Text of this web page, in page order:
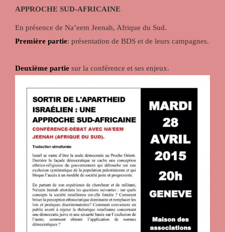
APPROCHE SUD-AFRICAINE
En présence de Na’eem Jeenah, Afrique du Sud.
Première partie: présentation de BDS et de leurs campagnes.
Deuxième partie sur la conférence et ses enjeux.